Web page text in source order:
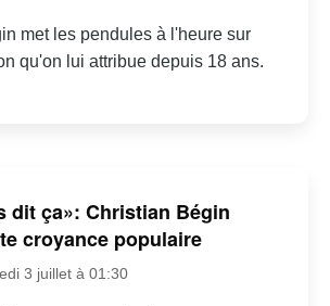
met les pendules à l'heure sur
qu'on lui attribue depuis 18 ans.
dit ça»: Christian Bégin
croyance populaire
3 juillet à 01:30